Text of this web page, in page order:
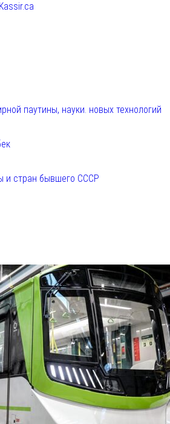
паутины, науки. новых технологий
и стран бывшего СССР